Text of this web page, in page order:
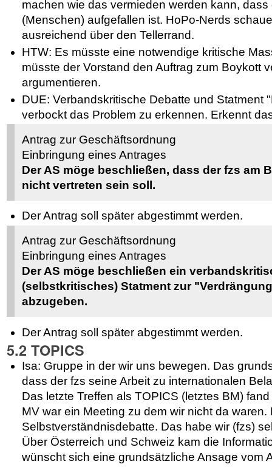
machen wie das vermieden werden kann,
(Menschen) aufgefallen ist. HoPo-Nerds
ausreichend über den Tellerrand.
HTW: Es müsste eine notwendige kritische
müsste der Vorstand den Auftrag zum Boykott
argumentieren.
DUE: Verbandskritische Debatte und Statment
verbockt das Problem zu erkennen. Erkennt
Antrag zur Geschäftsordnung
Einbringung eines Antrages
Der AS möge beschließen, dass der fzs am
nicht vertreten sein soll.
Der Antrag soll später abgestimmt werden.
Antrag zur Geschäftsordnung
Einbringung eines Antrages
Der AS möge beschließen ein
(selbstkritisches) Statment zur
abzugeben.
Der Antrag soll später abgestimmt werden.
5.2 TOPICS
Isa: Gruppe in der wir uns bewegen. Das
dass der fzs seine Arbeit zu internationalen
Das letzte Treffen als TOPICS (letztes BM)
MV war ein Meeting zu dem wir nicht da
Selbstverständnisdebatte. Das habe wir (fzs)
Über Österreich und Schweiz kam die
wünscht sich eine grundsätzliche Ansage vom